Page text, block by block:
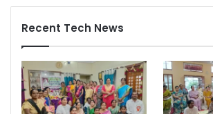
Recent Tech News